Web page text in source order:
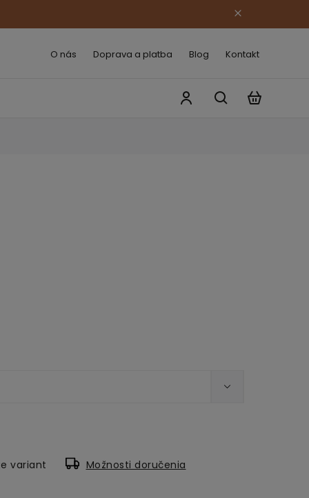
O nás Doprava a platba Blog Kontakt
variant Možnosti doručenia